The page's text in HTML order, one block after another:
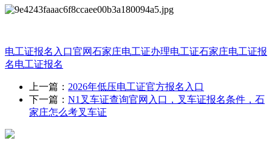
电工证报名入口官网石家庄电工证办理电工证石家庄电工证报
名电工证报名
上一篇： 2026年低压电工证官方报名入口
下一篇： N1叉车证查询官网入口，叉车证报名条件，石
家庄怎么考叉车证